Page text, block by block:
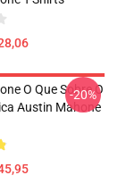
O Que Sobre O
Austin Mahone
-20%